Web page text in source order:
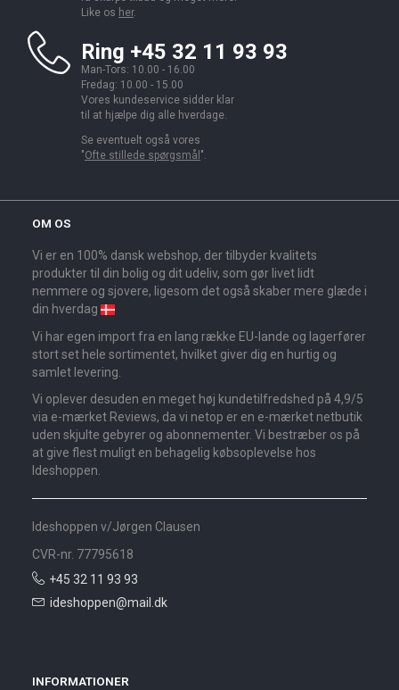
Like os her.
Ring +45 32 11 93 93
Man-Tors: 10.00 - 16.00
Fredag: 10.00 - 15.00
Vores kundeservice sidder klar
til at hjælpe dig alle hverdage.
Se eventuelt også vores
"Ofte stillede spørgsmål ".
OM OS
Vi er en 100% dansk webshop, der tilbyder kvalitets
produkter til din bolig og dit udeliv, som gør livet lidt
nemmere og sjovere, ligesom det også skaber mere glæde i
din hverdag
Vi har egen import fra en lang række EU-lande og lagerfører
stort set hele sortimentet, hvilket giver dig en hurtig og
samlet levering.
Vi oplever desuden en meget høj kundetilfredshed på 4,9/5
via e-mærket Reviews, da vi netop er en e-mærket netbutik
uden skjulte gebyrer og abonnementer. Vi bestræber os på
at give flest muligt en behagelig købsoplevelse hos
Ideshoppen.
Ideshoppen v/Jørgen Clausen
CVR-nr. 77795618
+45 32 11 93 93
ideshoppen@mail.dk
INFORMATIONER